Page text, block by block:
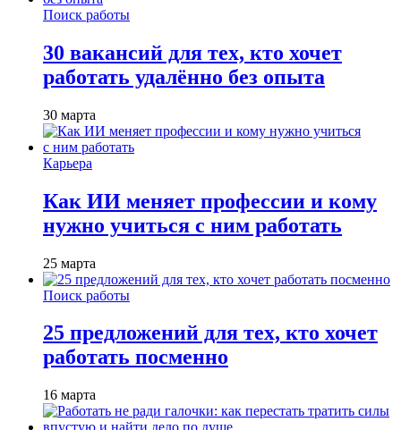
Поиск работы
30 вакансий для тех, кто хочет
работать удалённо без опыта
30 марта
Карьера
Как ИИ меняет профессии и кому
нужно учиться с ним работать
25 марта
Поиск работы
25 предложений для тех, кто хочет
работать посменно
16 марта